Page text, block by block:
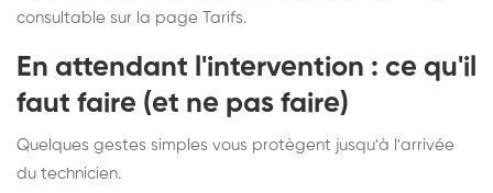
consultable sur la page Tarifs.
En attendant l'intervention : ce qu'il
faut faire (et ne pas faire)
Quelques gestes simples vous protègent jusqu'à l'arrivée
du technicien.